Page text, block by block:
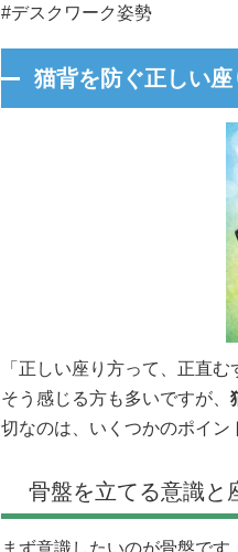
#デスクワーク姿勢
猫背を防ぐ正しい座
「正しい座り方って、正直む
そう感じる方も多いですが、
切なのは、いくつかのポイン
骨盤を立てる意識と
まず意識したいのが骨盤です。